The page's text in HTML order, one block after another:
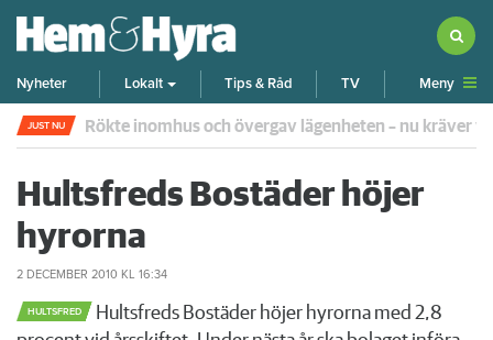
Nyheter Lokalt Tips & Råd TV Meny
JUST NU Rökte inomhus och övergav lägenheten – nu kräver
Hultsfreds Bostäder höjer
hyrorna
2 DECEMBER 2010 KL 16:34
HULTSFRED
Hultsfreds Bostäder höjer hyrorna med 2,8